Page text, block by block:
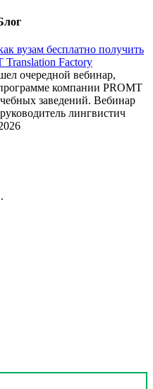
вузам бесплатно получить
Translation Factory
очередной вебинар,
компании PROMT
заведений. Вебинар
лингвистич